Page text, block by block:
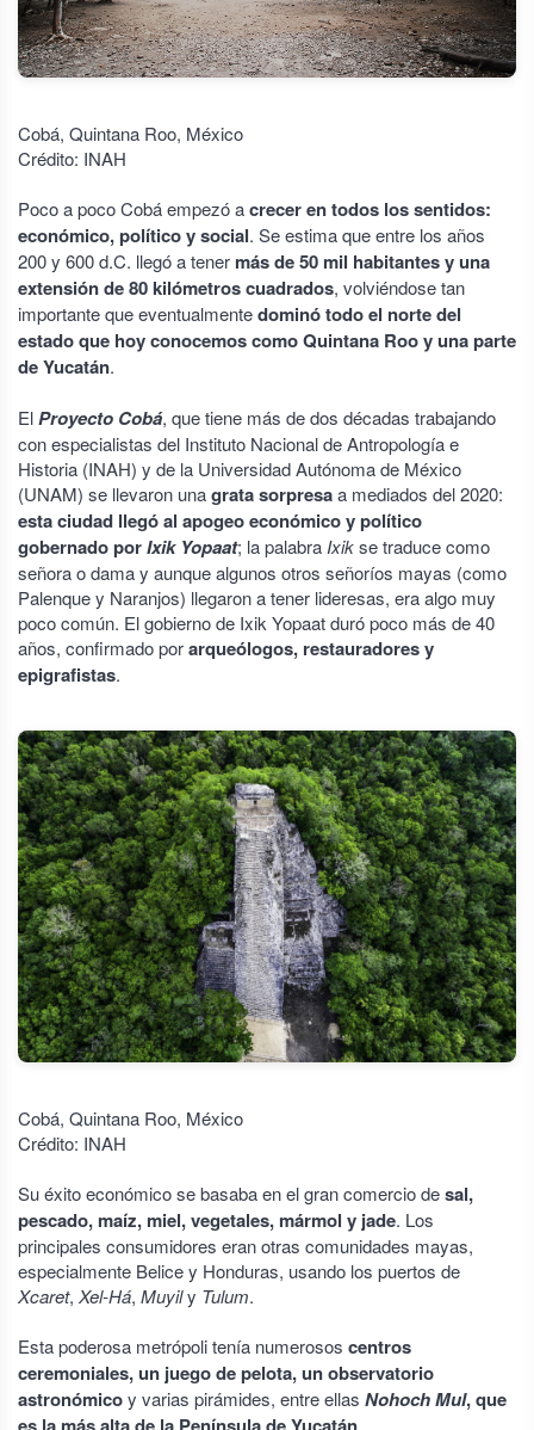
Cobá, Quintana Roo, México
Crédito: INAH
Poco a poco Cobá empezó acrecer en todos los sentidos:
económico, político y social. Se estima que entre los años
200 y 600 d.C. llegó a tener más de 50 mil habitantes y una
extensión de 80 kilómetros cuadrados, volviéndose tan
importante que eventualmentedominó todo el norte del
estado que hoy conocemos como Quintana Roo y una parte
de Yucatán.
ElProyecto Cobá, que tiene más de dos décadas trabajando
con especialistas del Instituto Nacional de Antropología e
Historia (INAH) y de la Universidad Autónoma de México
(UNAM) se llevaron unagrata sorpresaa mediados del 2020:
esta ciudad llegó al apogeo económico y político
gobernado porIxik Yopaat; la palabra Ixikse traduce como
señora o dama y aunque algunos otros señoríos mayas (como
Palenque y Naranjos) llegaron a tener lideresas, era algo muy
poco común. El gobierno de Ixik Yopaat duró poco más de 40
años, confirmado porarqueólogos, restauradores y
epigrafistas.
Cobá, Quintana Roo, México
Crédito: INAH
Su éxito económico se basaba en el gran comercio desal,
pescado, maíz, miel, vegetales, mármol y jade. Los
principales consumidores eran otras comunidades mayas,
especialmente Belice y Honduras, usando los puertos de
Xcaret, Xel-Há, Muyily Tulum.
Esta poderosa metrópoli tenía numerosos centros
ceremoniales, un juego de pelota, un observatorio
astronómicoy varias pirámides, entre ellas Nohoch Mul, que